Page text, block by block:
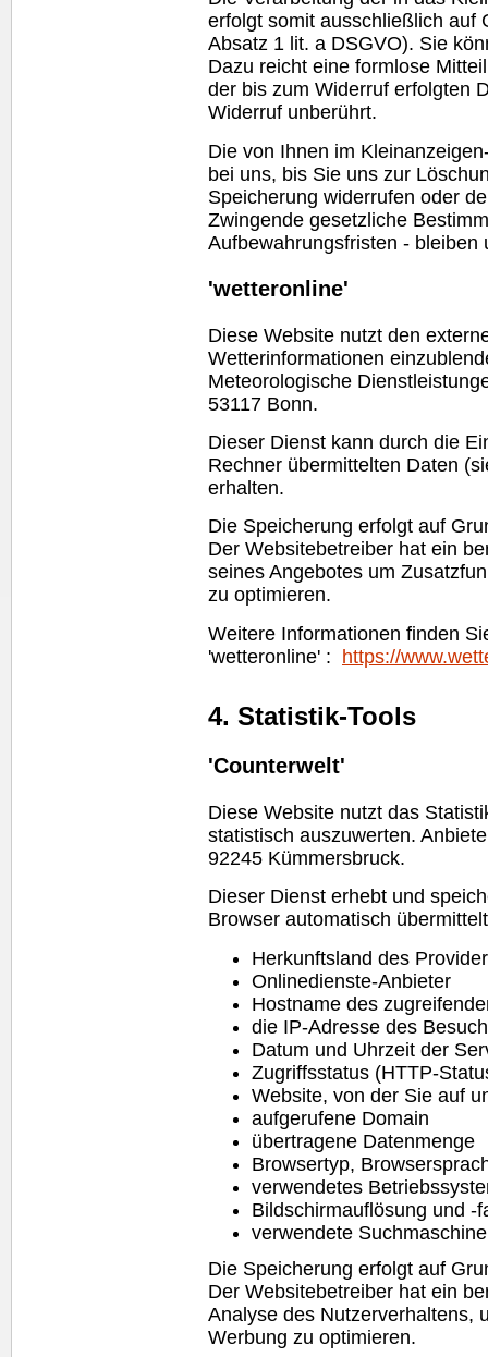
erfolgt somit ausschließlich auf
Absatz 1 lit. a DSGVO). Sie
Dazu reicht eine formlose
der bis zum Widerruf erfolgten
Widerruf unberührt.
Die von Ihnen im
bei uns, bis Sie uns zur
Speicherung widerrufen oder
Zwingende gesetzliche
Aufbewahrungsfristen - bleiben
'wetteronline'
Diese Website nutzt den
Wetterinformationen
Meteorologische
53117 Bonn.
Dieser Dienst kann durch die
Rechner übermittelten Daten
erhalten.
Die Speicherung erfolgt auf
Der Websitebetreiber hat ein
seines Angebotes um
zu optimieren.
Weitere Informationen finden
'wetteronline' : https://
4. Statistik-Tools
'Counterwelt'
Diese Website nutzt das
statistisch auszuwerten.
92245 Kümmersbruck.
Dieser Dienst erhebt und
Browser automatisch
Herkunftsland des
Onlinedienste-Anbieter
Hostname des
die IP-Adresse des
Datum und Uhrzeit der
Zugriffsstatus (HTTP-
Website, von der Sie auf
aufgerufene Domain
übertragene Datenmenge
Browsertyp,
verwendetes
Bildschirmauflösung und -
verwendete
Die Speicherung erfolgt auf
Der Websitebetreiber hat ein
Analyse des Nutzerverhaltens,
Werbung zu optimieren.